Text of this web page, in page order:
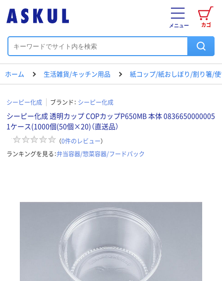
カゴ
メニュー
ホーム 生活雑貨/キッチン用品 紙コップ/紙おしぼり/割り箸/
シーピー化成 ブランド： シーピー化成
シーピー化成 透明カップ COPカップP650MB 本体 0836650000005
1ケース(1000個(50個×20)（直送品）
（0件のレビュー）
ランキングを見る：弁当容器/惣菜容器/フードパック